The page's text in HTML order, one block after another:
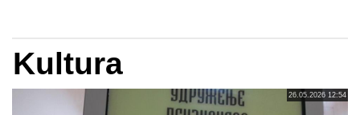
Kultura
26.05.2026 12:54